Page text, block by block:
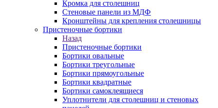
Кромка для столешниц
Стеновые панели из МДФ
Кронштейны для крепления столешницы
Пристеночные бортики
Назад
Пристеночные бортики
Бортики овальные
Бортики треугольные
Бортики прямоугольные
Бортики квадратные
Бортики самоклеящиеся
Уплотнители для столешниц и стеновых